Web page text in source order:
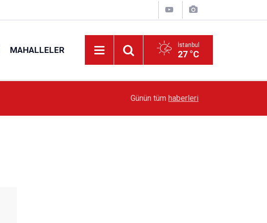
MAHALLELER İstanbul
27 °C
Sarıyer’de Edebiyat Rüzgârı Esecek
Günün tüm haberleri